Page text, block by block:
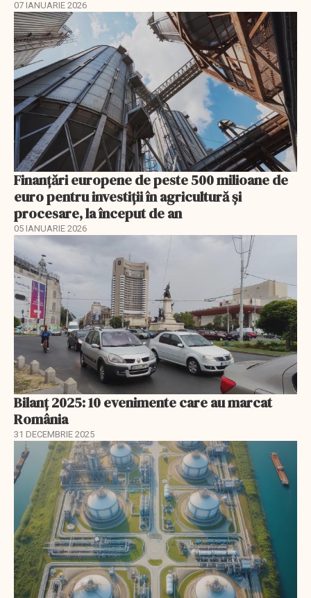
07 IANUARIE 2026
Finanţări europene de peste 500 milioane de
euro pentru investiţii în agricultură şi
procesare, la început de an
05 IANUARIE 2026
Bilanț 2025: 10 evenimente care au marcat
România
31 DECEMBRIE 2025